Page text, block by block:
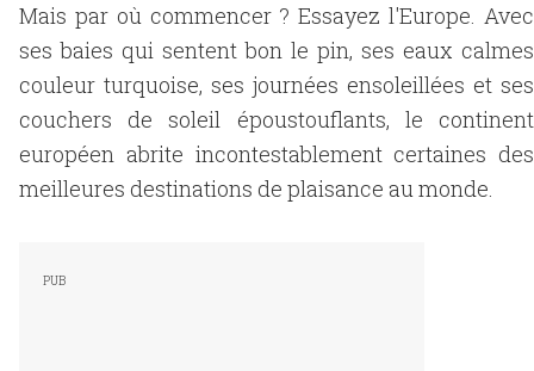
Mais par où commencer ? Essayez l'Europe. Avec
ses baies qui sentent bon le pin, ses eaux calmes
couleur turquoise, ses journées ensoleillées et ses
couchers de soleil époustouflants, le continent
européen abrite incontestablement certaines des
meilleures destinations de plaisance au monde.